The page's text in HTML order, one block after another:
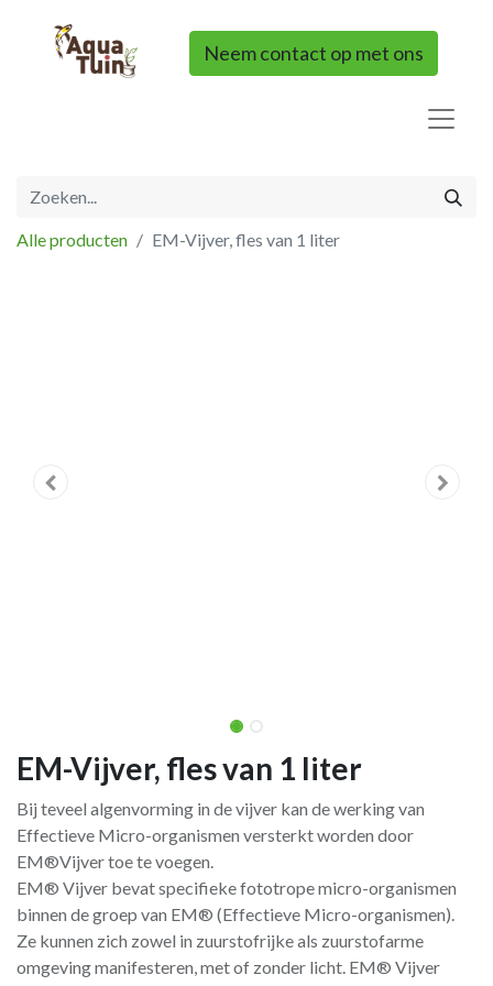
Neem contact op met ons
Alle producten EM-Vijver, fles van 1 liter
EM-Vijver, fles van 1 liter
Bij teveel algenvorming in de vijver kan de werking van
Effectieve Micro-organismen versterkt worden door
EM®Vijver toe te voegen.
EM® Vijver bevat specifieke fototrope micro-organismen
binnen de groep van EM® (Effectieve Micro-organismen).
Ze kunnen zich zowel in zuurstofrijke als zuurstofarme
omgeving manifesteren, met of zonder licht. EM® Vijver